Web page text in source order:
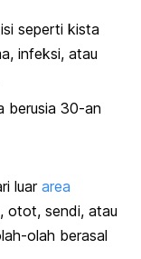
seperti kista
infeksi, atau
berusia 30-an
luararea
otot, sendi, atau
olah berasal